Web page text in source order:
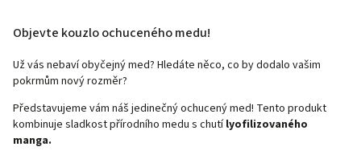
Objevte kouzlo ochuceného medu!
Už vás nebaví obyčejný med? Hledáte něco, co by dodalo vašim
pokrmům nový rozměr?
Představujeme vám náš jedinečný ochucený med! Tento produkt
kombinuje sladkost přírodního medu s chutílyofilizovaného
manga.